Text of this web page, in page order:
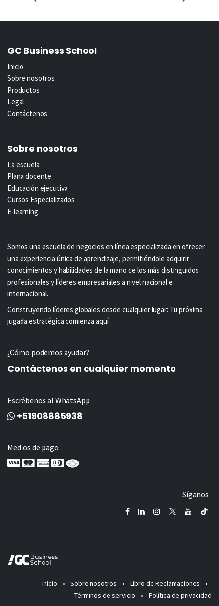
GC Business School
Inicio
Sobre nosotros
Productos
Legal
Contáctenos
Sobre nosotros
La escuela
Plana docente
Educación ejecutiva
Cursos Especializados
E-learning
Somos una escuela de negocios en línea especializada en ofrecer
una experiencia única de aprendizaje, permitiéndole adquirir
conocimientos y habilidades de la mano de los más distinguidos
profesionales y líderes empresariales a nivel nacional e
internacional.
Construyendo líderes globales desde cualquier lugar: Tu próxima
jugada estratégica comienza aquí.
¿Cómo podemos ayudar?
Contáctenos en cualquier momento
Escrébenos al WhatsApp
+51908885938
Medios de pago
Síganos
Inicio • Sobre nosotros • Libro de Reclamaciones
•
Términos de servicio
• Política de privacidad